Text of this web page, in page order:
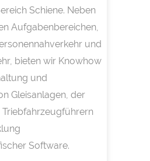
Schiene. Neben
Aufgabenbereichen,
und
bieten wir Knowhow
und
Gleisanlagen, der
Software.